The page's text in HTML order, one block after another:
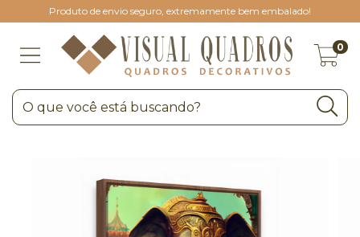
Produto de envio seguro, extremamente bem embalado!
0